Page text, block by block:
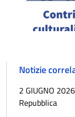
Notizie
2 GIUGNO
Repubblica